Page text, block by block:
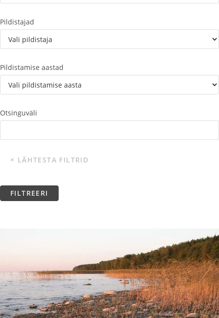
Pildistajad
Pildistamise aastad
Otsinguväli